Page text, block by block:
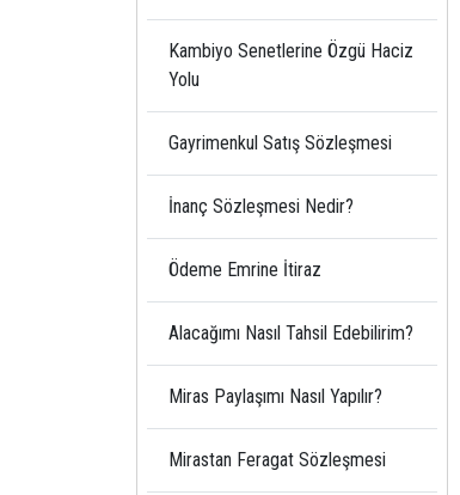
Kambiyo Senetlerine Özgü Haciz
Yolu
Gayrimenkul Satış Sözleşmesi
İnanç Sözleşmesi Nedir?
Ödeme Emrine İtiraz
Alacağımı Nasıl Tahsil Edebilirim?
Miras Paylaşımı Nasıl Yapılır?
Mirastan Feragat Sözleşmesi